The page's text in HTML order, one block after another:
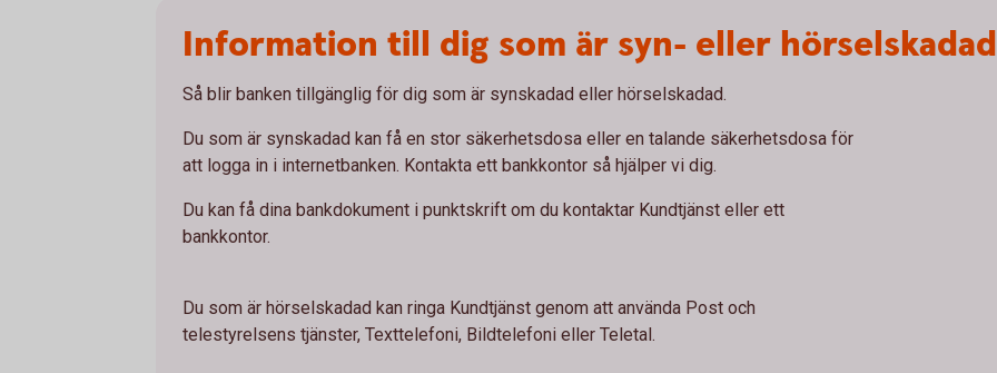
Information till dig som är syn- eller hörselskadad
Så blir banken tillgänglig för dig som är synskadad eller hörselskadad.
Du som är synskadad kan få en stor säkerhetsdosa eller en talande säkerhetsdosa för
att logga in i internetbanken. Kontakta ett bankkontor så hjälper vi dig.
Du kan få dina bankdokument i punktskrift om du kontaktar Kundtjänst eller ett
bankkontor.
Du som är hörselskadad kan ringa Kundtjänst genom att använda Post och
telestyrelsens tjänster, Texttelefoni, Bildtelefoni eller Teletal.